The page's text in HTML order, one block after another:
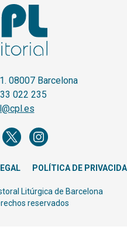
08007 Barcelona
022 235
POLÍTICA DE
Litúrgica de Barcelona
reservados